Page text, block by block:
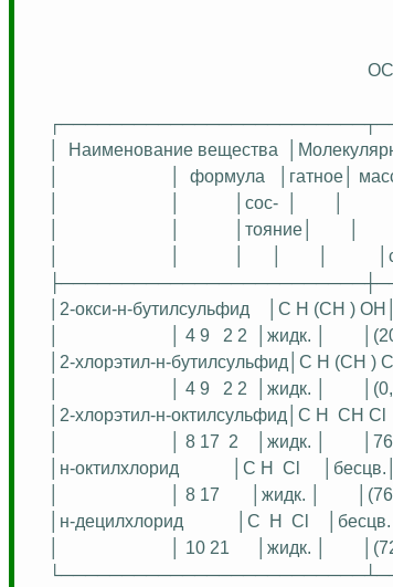
Наименование вещества
формула гатное │
сос-
тояние
│2-окси-н-бутилсульфид
│C H (CH )
│ 4 9 2 2 жидк
│2-хлорэтил-н-бутилсульфид│C H (CH )
│ 4 9 2 2 жидк
│2-хлорэтил-н-октилсульфид│C H CH Cl
│ 8 17 2 жидк
│н-октилхлорид │C H Cl
│ 8 17 жидк
│н-децилхлорид │C H Cl
│ 10 21 жидк